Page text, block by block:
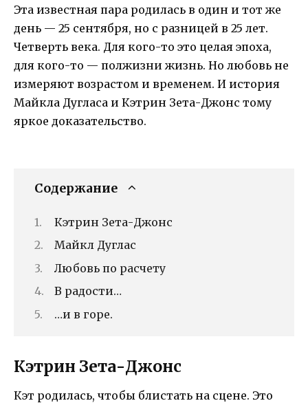
Эта известная пара родилась в один и тот же
день — 25 сентября, но с разницей в 25 лет.
Четверть века. Для кого-то это целая эпоха,
для кого-то — полжизни жизнь. Но любовь не
измеряют возрастом и временем. И история
Майкла Дугласа и Кэтрин Зета-Джонс тому
яркое доказательство.
Содержание
Кэтрин Зета-Джонс
Майкл Дуглас
Любовь по расчету
В радости…
…и в горе.
Кэтрин Зета-Джонс
Кэт родилась, чтобы блистать на сцене. Это